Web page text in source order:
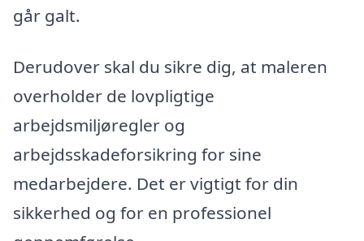
går galt.
Derudover skal du sikre dig, at maleren
overholder de lovpligtige
arbejdsmiljøregler og
arbejdsskadeforsikring for sine
medarbejdere. Det er vigtigt for din
sikkerhed og for en professionel